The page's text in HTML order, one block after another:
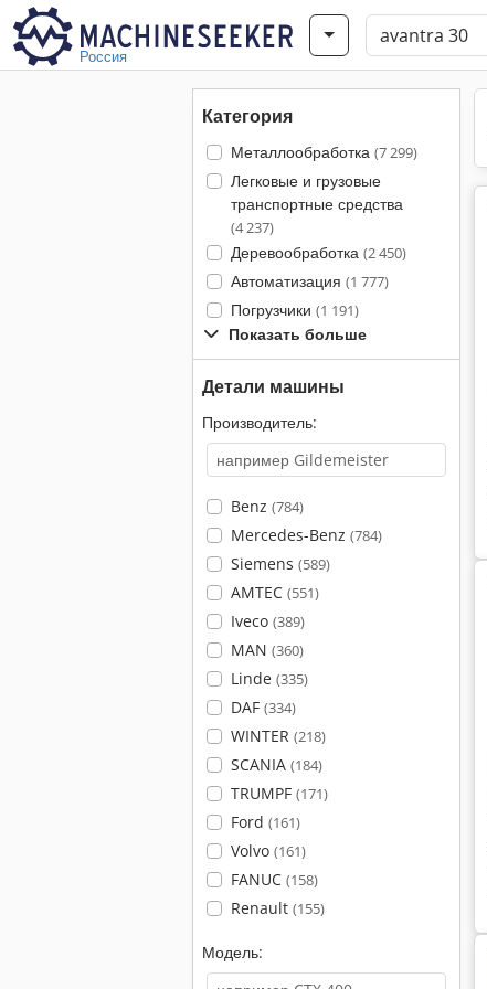
Россия
Категория
Металлообработка (7 299)
Легковые и грузовые
транспортные средства
(4 237)
Деревообработка (2 450)
Автоматизация (1 777)
Погрузчики (1 191)
Показать больше
Детали машины
Производитель:
Benz (784)
Mercedes-Benz (784)
Siemens (589)
AMTEC (551)
Iveco (389)
MAN (360)
Linde (335)
DAF (334)
WINTER (218)
SCANIA (184)
TRUMPF (171)
Ford (161)
Volvo (161)
FANUC (158)
Renault (155)
Модель: